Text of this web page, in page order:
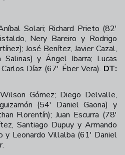
Solari; Richard Prieto (82'
Nery Bareiro y Rodrigo
José Benítez, Javier Cazal,
y Ángel Ibarra; Lucas
Díaz (67' Éber Vera). DT:
Wilson Gómez; Diego Delvalle,
(54' Daniel Gaona) y
Florentín); Juan Escurra (78'
Santiago Dupuy y Armando
y Leonardo Villalba (61' Daniel